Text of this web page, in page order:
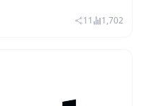
11 1,702